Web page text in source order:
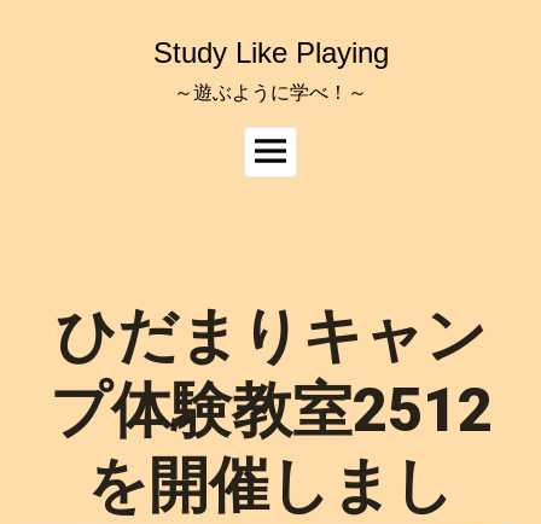
Study Like Playing
～遊ぶように学べ！～
メ
イ
ー
ひだまりキャン
プ体験教室2512
を開催しまし